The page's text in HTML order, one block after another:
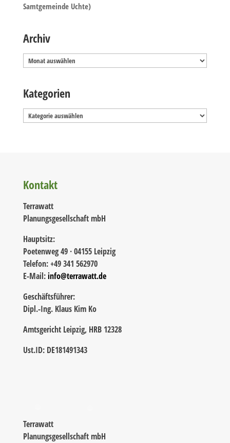
Samtgemeinde Uchte)
Archiv
Archiv
Kategorien
Kategorien
Kontakt
Terrawatt
Planungsgesellschaft mbH
Hauptsitz:
Poetenweg 49 · 04155 Leipzig
Telefon: +49 341 562970
E-Mail:info@terrawatt.de
Geschäftsführer:
Dipl.-Ing. Klaus Kim Ko
Amtsgericht Leipzig, HRB 12328
Ust.ID: DE181491343
Terrawatt
Planungsgesellschaft mbH